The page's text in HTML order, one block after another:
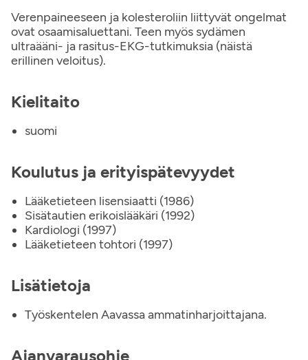
Verenpaineeseen ja kolesteroliin liittyvät ongelmat
ovat osaamisaluettani. Teen myös sydämen
ultraääni- ja rasitus-EKG-tutkimuksia (näistä
erillinen veloitus).
Kielitaito
suomi
Koulutus ja erityispätevyydet
Lääketieteen lisensiaatti (1986)
Sisätautien erikoislääkäri (1992)
Kardiologi (1997)
Lääketieteen tohtori (1997)
Lisätietoja
Työskentelen Aavassa ammatinharjoittajana.
Ajanvarausohje